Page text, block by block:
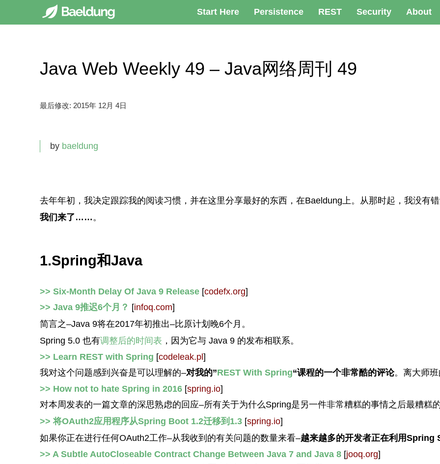
Start Here Persistence REST Security About
Java Web Weekly 49 – Java网络周刊 49
最后修改: 2015年 12月 4日
by baeldung
去年年初，我决定跟踪我的阅读习惯，并在这里分享最好的东西，在Baeldung上。从那时起，我没有错
我们来了……。
1.Spring和Java
>> Six-Month Delay Of Java 9 Release[codefx.org]
>> Java 9推迟6个月？ [infoq.com]
简言之–Java 9将在2017年初推出–比原计划晚6个月。
Spring 5.0 也有调整后的时间表 ，因为它与 Java 9 的发布相联系。
>> Learn REST with Spring [codeleak.pl]
我对这个问题感到兴奋是可以理解的–对我的”REST With Spring“课程的一个非常酷的评论。离大师班
>> How not to hate Spring in 2016[spring.io]
对本周发表的一篇文章的深思熟虑的回应–所有关于为什么Spring是另一件非常糟糕的事情之后最糟糕的
>> 将OAuth2应用程序从Spring Boot 1.2迁移到1.3[spring.io]
如果你正在进行任何OAuth2工作–从我收到的有关问题的数量来看–越来越多的开发者正在利用Spring
>> A Subtle AutoCloseable Contract Change Between Java 7 and Java 8[jooq.org]